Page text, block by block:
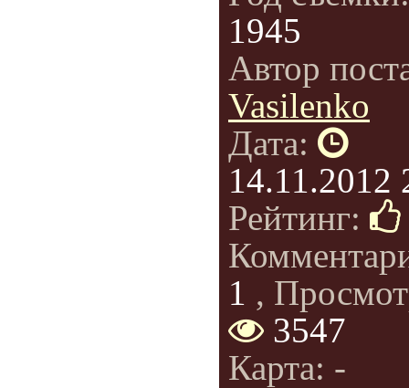
1945
Автор
Vasilenko
Дата:
14.11.2012
Рейтинг:
1 ,
3547
Карта: -